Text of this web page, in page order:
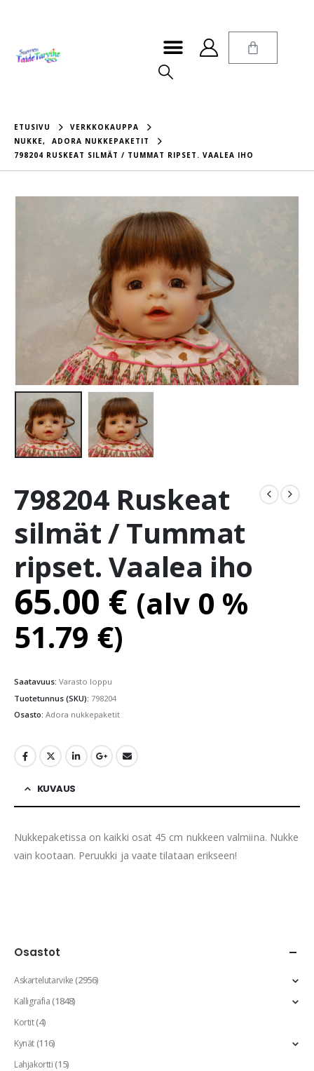
ETUSIVU
VERKKOKAUPPA
NUKKE,
ADORA NUKKEPAKETIT
798204 RUSKEAT SILMÄT / TUMMAT RIPSET. VAALEA IHO
798204 Ruskeat
silmät / Tummat
ripset. Vaalea iho
65.00 € (alv 0 %
51.79 €)
Saatavuus: Varasto loppu
Tuotetunnus (SKU): 798204
Osasto: Adora nukkepaketit
KUVAUS
Nukkepaketissa on kaikki osat 45 cm nukkeen valmiina. Nukke
vain kootaan. Peruukki ja vaate tilataan erikseen!
Osastot
Askartelutarvike(2956)
Kalligrafia(1848)
Kortit(4)
Kynät(116)
Lahjakortti(15)